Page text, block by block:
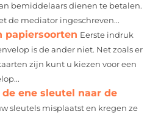
bemiddelaars dienen te betalen.
de mediator ingeschreven...
papiersoorten Eerste indruk
is de ander niet. Net zoals er
zijn kunt u kiezen voor een
ene sleutel naar de
sleutels misplaatst en kregen ze